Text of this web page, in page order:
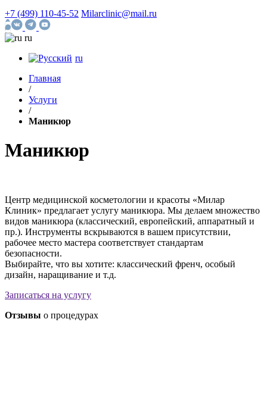
+7 (499) 110-45-52 Milarclinic@mail.ru
ru
ru
Главная
/
Услуги
/
Маникюр
Маникюр
Центр медицинской косметологии и красоты «Милар
Клиник» предлагает услугу маникюра. Мы делаем множество
видов маникюра (классический, европейский, аппаратный и
пр.). Инструменты вскрываются в вашем присутствии,
рабочее место мастера соответствует стандартам
безопасности.
Выбирайте, что вы хотите: классический френч, особый
дизайн, наращивание и т.д.
Записаться на услугу
Отзывы о процедурах